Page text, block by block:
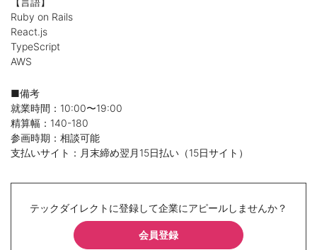
Ruby on Rails
React.js
TypeScript
AWS
■備考
就業時間：10:00〜19:00
精算幅：140-180
参画時期：相談可能
支払いサイト：月末締め翌月15日払い（15日サイト）
テックダイレクトに登録して企業にアピールしませんか？
会員登録